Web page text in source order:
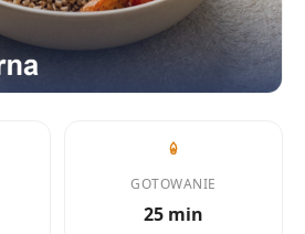
GOTOWANIE
25 min